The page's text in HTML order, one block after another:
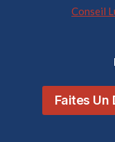
Conseil
Faites Un